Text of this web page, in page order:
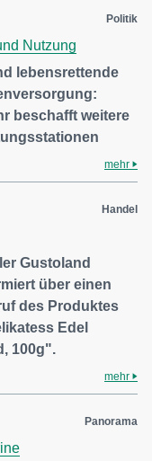
Politik
Nutzung
lebensrettende
beschafft weitere
mehr
Handel
Gustoland
über einen
des Produktes
Edel
100g".
mehr
Panorama